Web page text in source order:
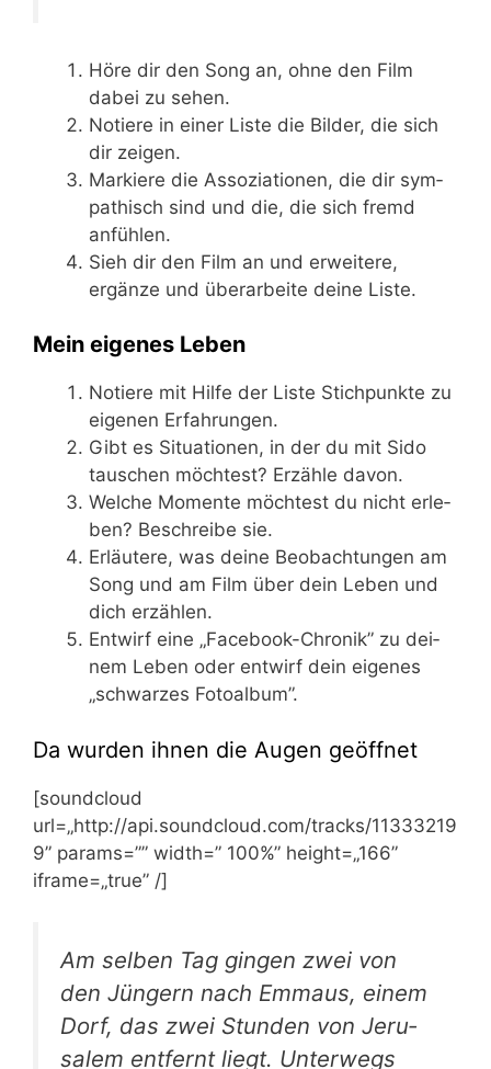
Höre dir den Song an, ohne den Film
dabei zu sehen.
Notie­re in einer Lis­te die Bil­der, die sich
dir zeigen.
Mar­kie­re die Asso­zia­tio­nen, die dir sym­
pa­thisch sind und die, die sich fremd
anfühlen.
Sieh dir den Film an und erwei­te­re,
ergän­ze und über­ar­bei­te dei­ne Liste.
Mein eigenes Leben
Notie­re mit Hil­fe der Lis­te Stich­punk­te zu
eige­nen Erfahrungen.
Gibt es Situa­tio­nen, in der du mit Sido
tau­schen möch­test? Erzäh­le davon.
Wel­che Momen­te möch­test du nicht erle­
ben? Beschrei­be sie.
Erläu­te­re, was dei­ne Beob­ach­tun­gen am
Song und am Film über dein Leben und
dich erzählen.
Ent­wirf eine „Face­book-Chro­nik” zu dei­
nem Leben oder ent­wirf dein eige­nes
„schwar­zes Fotoalbum”.
Da wurden ihnen die Augen geöffnet
[sound­cloud
url=„http://api.soundcloud.com/tracks/11333219
9” params=”” width=” 100%” height=„166”
iframe=„true” /​]
Am sel­ben Tag gin­gen zwei von
den Jün­gern nach Emma­us, einem
Dorf, das zwei Stun­den von Jeru­
sa­lem ent­fernt liegt. Unter­wegs